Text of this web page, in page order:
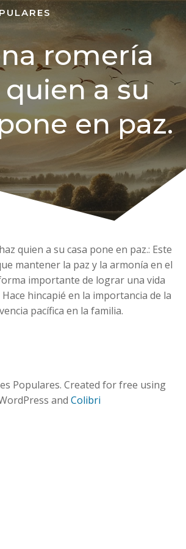
romería
quien a su
en paz.
quien a su casa pone en paz.: Este
mantener la paz y la armonía en el
importante de lograr una vida
hincapié en la importancia de la
pacífica en la familia.
Populares. Created for free using
and Colibri